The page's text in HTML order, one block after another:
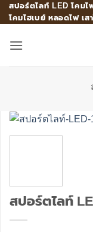
Skip
to
สปอร์ตไลท์ LED โคมไ
โคมไฮเบย์ หลอดไฟ เส
สปอร์ตไลท์